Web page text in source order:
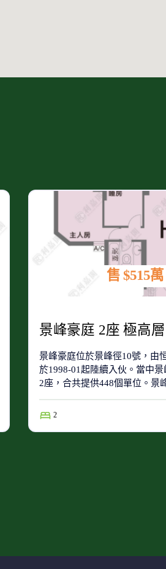
景峰豪庭 2座 極高
景峰豪庭位於景峰徑10號，由
於1998-01起陸續入伙。當中
2座，合共提供448個單位。景
2
售 $515萬